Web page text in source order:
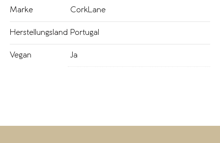
Marke CorkLane
Herstellungsland Portugal
Vegan Ja